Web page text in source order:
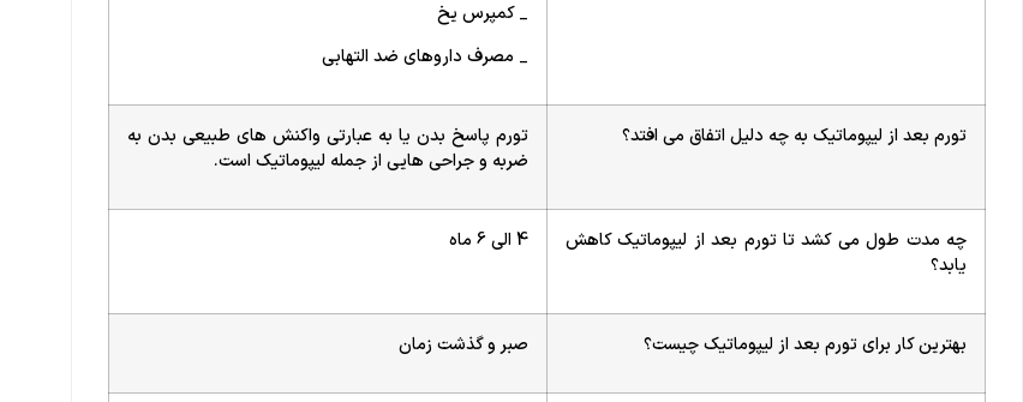
_ کمپرس یخ
_ مصرف داروهای ضد التهابی
تورم بعد از لیپوماتیک به چه دلیل اتفاق می افتد؟
تورم پاسخ بدن یا به عبارتی واکنش های طبیعی بدن به
ضربه و جراحی هایی از جمله لیپوماتیک است.
چه مدت طول می کشد تا تورم بعد از لیپوماتیک کاهش
یابد؟
4 الی 6 ماه
بهترین کار برای تورم بعد از لیپوماتیک چیست؟ صبر و گذشت زمان